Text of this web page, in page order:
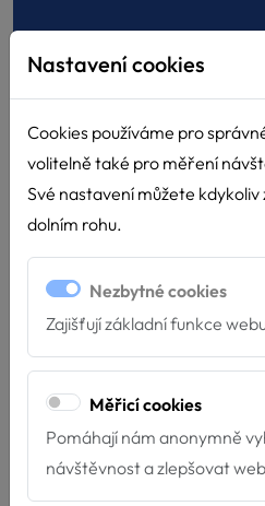
Děkujeme
Díky podpoře Nadace ČEZ
kde je to nejvíce
Nastavení cookies
Cookies používáme pro
volitelně také pro měření
Své nastavení můžete
dolním rohu.
Nezbytné cookies
Zajišťují základní funkce
Měřicí cookies
Pomáhají nám anonymně
návštěvnost a zlepšovat